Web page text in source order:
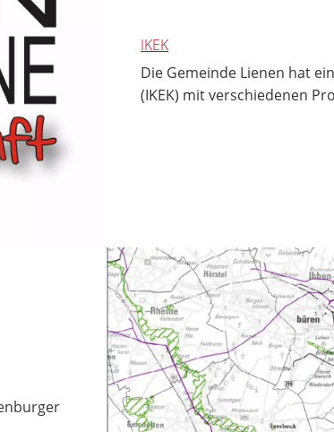
IKEK
Die Gemeinde Lienen hat
(IKEK) mit verschiedenen